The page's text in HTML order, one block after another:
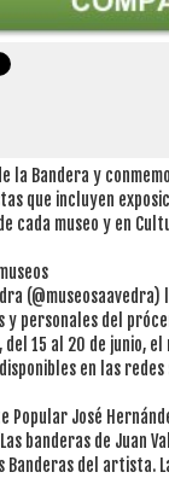
la Bandera y
que incluyen
cada museo y en
y personales del
del 15 al 20 de junio,
en las
Popular José
banderas de Juan
Banderas del artista.